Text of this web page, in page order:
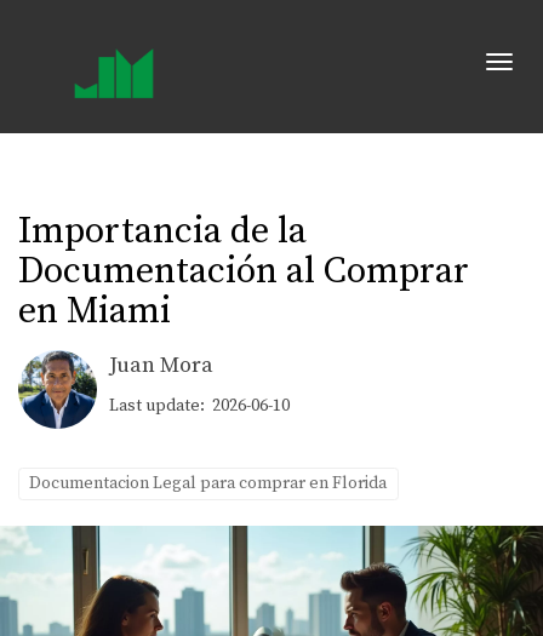
Importancia de la
Documentación al Comprar
en Miami
Juan Mora
Last update: 2026-06-10
Documentacion Legal para comprar en Florida